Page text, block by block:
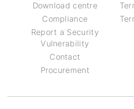
Download centre
Compliance
Report a Security
Vulnerability
Contact
Procurement